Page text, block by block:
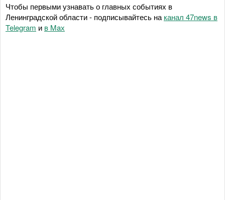
Чтобы первыми узнавать о главных событиях в
Ленинградской области - подписывайтесь на канал 47news в
Telegram и в Maх